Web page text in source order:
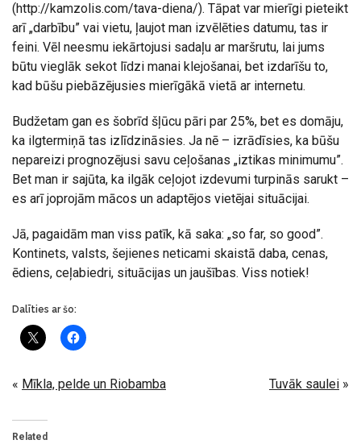
(http://kamzolis.com/tava-diena/). Tāpat var mierīgi pieteikt
arī „darbību” vai vietu, ļaujot man izvēlēties datumu, tas ir
feini. Vēl neesmu iekārtojusi sadaļu ar maršrutu, lai jums
būtu vieglāk sekot līdzi manai klejošanai, bet izdarīšu to,
kad būšu piebāzējusies mierīgākā vietā ar internetu.
Budžetam gan es šobrīd šļūcu pāri par 25%, bet es domāju,
ka ilgtermiņā tas izlīdzināsies. Ja nē – izrādīsies, ka būšu
nepareizi prognozējusi savu ceļošanas „iztikas minimumu”.
Bet man ir sajūta, ka ilgāk ceļojot izdevumi turpinās sarukt –
es arī joprojām mācos un adaptējos vietējai situācijai.
Jā, pagaidām man viss patīk, kā saka: „so far, so good”.
Kontinets, valsts, šejienes neticami skaistā daba, cenas,
ēdiens, ceļabiedri, situācijas un jaušības. Viss notiek!
Dalīties ar šo:
« Mīkla, pelde un Riobamba Tuvāk saulei »
Related